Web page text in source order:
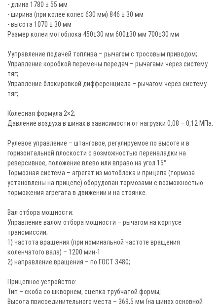
- длина 1780 ± 55 мм
- ширина (при колее колес 630 мм) 846 ± 30 мм
- высота 1070 ± 30 мм
Размер колеи мотоблока 450±30 мм 600±30 мм 700±30 мм
Ууправление подачей топлива – рычагом с тросовым приводом;
Управление коробкой перемены передач – рычагами через систему
тяг;
Управление блокировкой дифференциала – рычагом через систему
тяг;
Колесная формула 2×2;
Давление воздуха в шинах в зависимости от нагрузки 0,08 – 0,12 МПа.
Рулевое управление – штанговое, регулируемое по высоте и в
горизонтальной плоскости с возможностью переналадки на
реверсивное, положение влево или вправо на угол 15°
Тормозная система – агрегат из мотоблока и прицепа (тормоза
установлены на прицепе) оборудован тормозами с возможностью
торможения агрегата в движении и на стоянке.
Вал отбора мощности:
Управление валом отбора мощности – рычагом на корпусе
трансмиссии;
1) частота вращения (при номинальной частоте вращения
коленчатого вала) – 1200 мин-1
2) направление вращения – по ГОСТ 3480;
Прицепное устройство:
Тип – скоба со шкворнем, сцепка трубчатой формы;
Высота присоединительного места – 369,5 мм (на шинах основной